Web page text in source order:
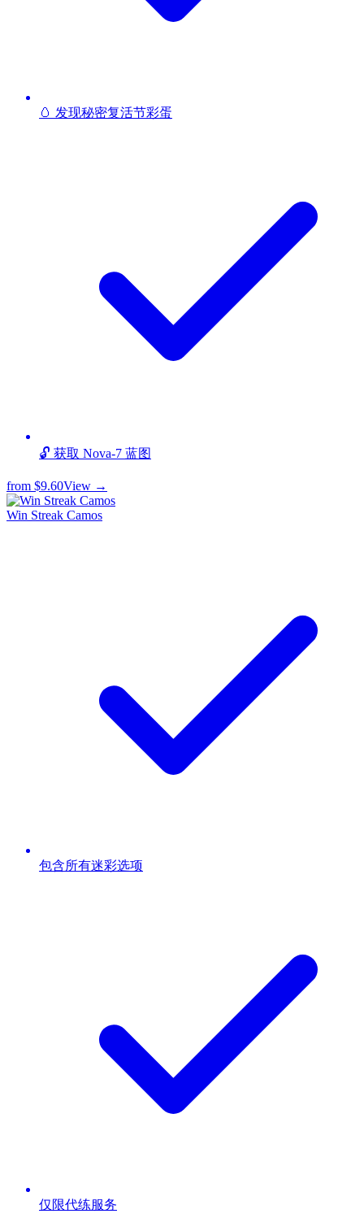
🥚 发现秘密复活节彩蛋
🔓 获取 Nova-7 蓝图
from $9.60View →
Win Streak Camos
包含所有迷彩选项
仅限代练服务